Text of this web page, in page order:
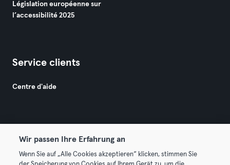
Législation européenne sur
l’accessibilité 2025
Service clients
Centre d'aide
© 2026 Urban Sports Group GmbH. All rights reserved.
Wir passen Ihre Erfahrung an
Wenn Sie auf „Alle Cookies akzeptieren“ klicken, stimmen Sie